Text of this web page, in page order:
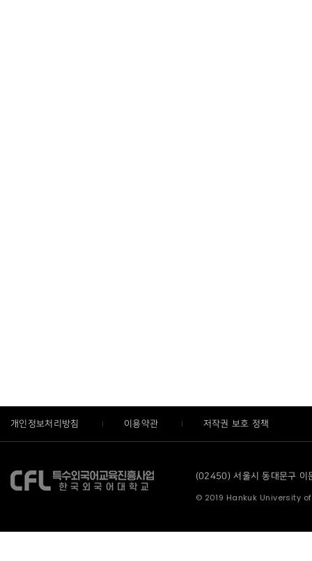
개인정보처리방침 이용약관 저작권 보호 정책
(02450) 서울시 동대문구
© 2019 Hankuk University